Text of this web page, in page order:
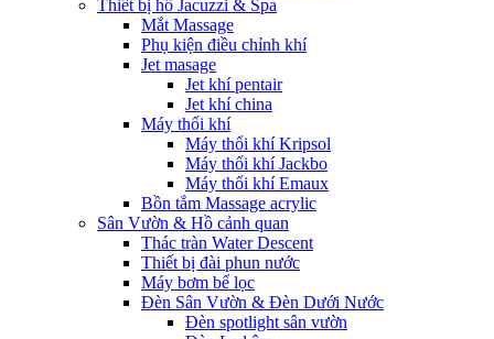
Thiết bị hồ Jacuzzi & Spa
Mắt Massage
Phụ kiện điều chỉnh khí
Jet masage
Jet khí pentair
Jet khí china
Máy thổi khí
Máy thổi khí Kripsol
Máy thổi khí Jackbo
Máy thổi khí Emaux
Bồn tắm Massage acrylic
Sân Vườn & Hồ cảnh quan
Thác tràn Water Descent
Thiết bị đài phun nước
Máy bơm bể lọc
Đèn Sân Vườn & Đèn Dưới Nước
Đèn spotlight sân vườn